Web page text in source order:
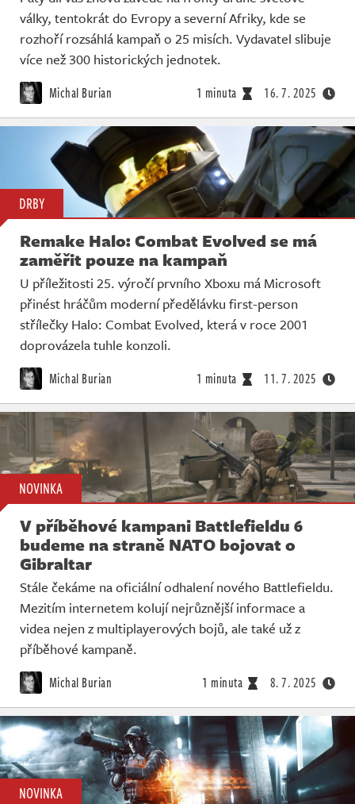
války, tentokrát do Evropy a severní Afriky, kde se
rozhoří rozsáhlá kampaň o 25 misích. Vydavatel slibuje
více než 300 historických jednotek.
Michal Burian 1 minuta 16. 7. 2025
DRBY
Remake Halo: Combat Evolved se má
zaměřit pouze na kampaň
U příležitosti 25. výročí prvního Xboxu má Microsoft
přinést hráčům moderní předělávku first-person
střílečky Halo: Combat Evolved, která v roce 2001
doprovázela tuhle konzoli.
Michal Burian 1 minuta 11. 7. 2025
NOVINKA
V příběhové kampani Battlefieldu 6
budeme na straně NATO bojovat o
Gibraltar
Stále čekáme na oficiální odhalení nového Battlefieldu.
Mezitím internetem kolují nejrůznější informace a
videa nejen z multiplayerových bojů, ale také už z
příběhové kampaně.
Michal Burian 1 minuta 8. 7. 2025
NOVINKA